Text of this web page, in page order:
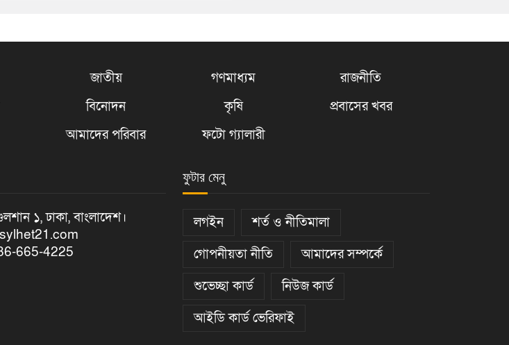
জাতীয় গণমাধ্যম
রাজনীতি
বিনোদন কৃষি
প্রবাসের খবর
আমাদের পরিবার ফটো গ্যালারী
১, ঢাকা, বাংলাদেশ।
665-4225
ফুটার মেনু
লগইন
শর্ত ও নীতিমালা
গোপনীয়তা নীতি
আমাদের সম্পর্কে
শুভেচ্ছা কার্ড
নিউজ কার্ড
আইডি কার্ড ভেরিফাই